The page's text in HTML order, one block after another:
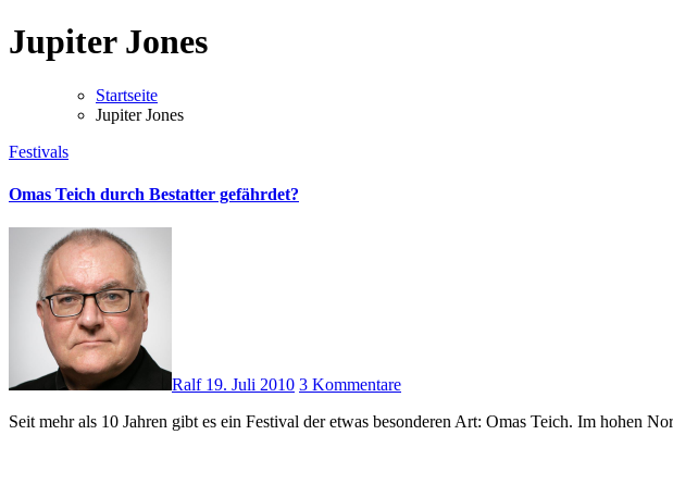
Jupiter Jones
Startseite
Jupiter Jones
Festivals
Omas Teich durch Bestatter gefährdet?
Ralf 19. Juli 2010 3 Kommentare
Seit mehr als 10 Jahren gibt es ein Festival der etwas besonderen Art: Omas Teich. Im